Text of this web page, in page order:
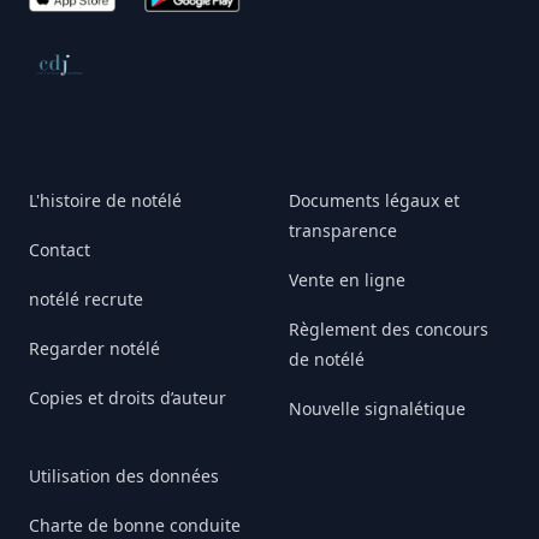
Conseil de déontologie journalistique
L'histoire de notélé
Contact
notélé recrute
Regarder notélé
Copies et droits d’auteur
Utilisation des données
Charte de bonne conduite
Documents légaux et
transparence
Vente en ligne
Règlement des concours
de notélé
Nouvelle signalétique